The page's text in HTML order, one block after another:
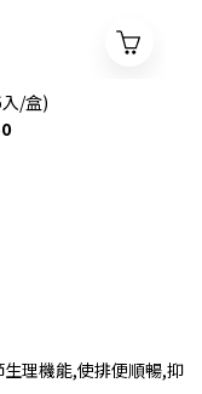
/盒)
理機能,使排便順暢,抑